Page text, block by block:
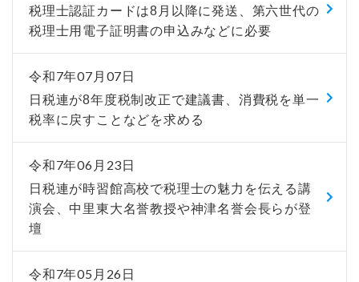
税理士認証カードは8月以降に発送、第六世代の
税理士用電子証明書の申込みなどに必要
令和7年07月07日
日税連が8年度税制改正で建議書、消費税を単一
税率に戻すことなどを求める
令和7年06月23日
日税連が時習館高校で税理士の魅力を伝える講
演会、中里東大名誉教授や神津名誉会長らが登
壇
令和7年05月26日